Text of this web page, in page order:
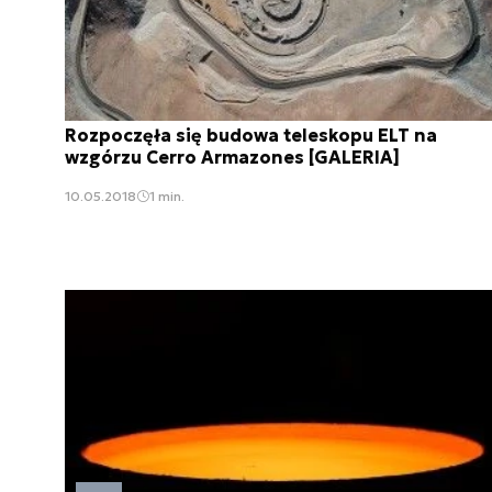
Rozpoczęła się budowa teleskopu ELT na
wzgórzu Cerro Armazones [GALERIA]
10.05.2018 1 min.